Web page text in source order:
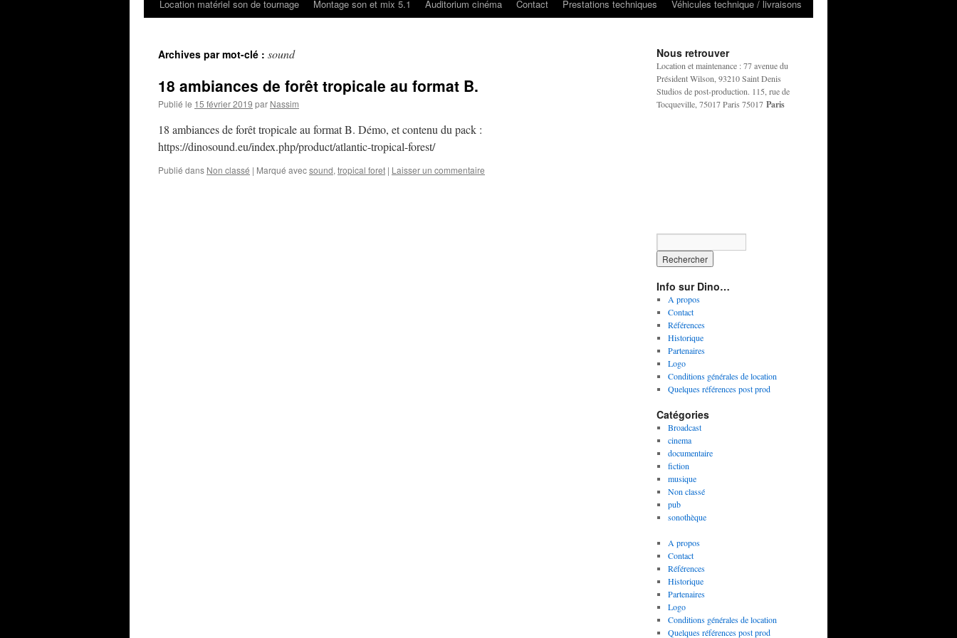
Location matériel son de tournage Montage son et mix 5.1 Auditorium cinéma Contact Prestations techniques Véhicules technique / livraisons
Archives par mot-clé : sound
18 ambiances de forêt tropicale au format B.
Publié le 15 février 2019 par Nassim
18 ambiances de forêt tropicale au format B. Démo, et contenu du pack :
https://dinosound.eu/index.php/product/atlantic-tropical-forest/
Publié dans Non classé | Marqué avecsound, tropical foret | Laisser un commentaire
Nous retrouver
Location et maintenance : 77 avenue du
Président Wilson, 93210 Saint Denis
Studios de post-production. 115, rue de
Tocqueville, 75017 Paris 75017 Paris
Info sur Dino…
A propos
Contact
Références
Historique
Partenaires
Logo
Conditions générales de location
Quelques références post prod
Catégories
Broadcast
cinema
documentaire
fiction
musique
Non classé
pub
sonothèque
A propos
Contact
Références
Historique
Partenaires
Logo
Conditions générales de location
Quelques références post prod